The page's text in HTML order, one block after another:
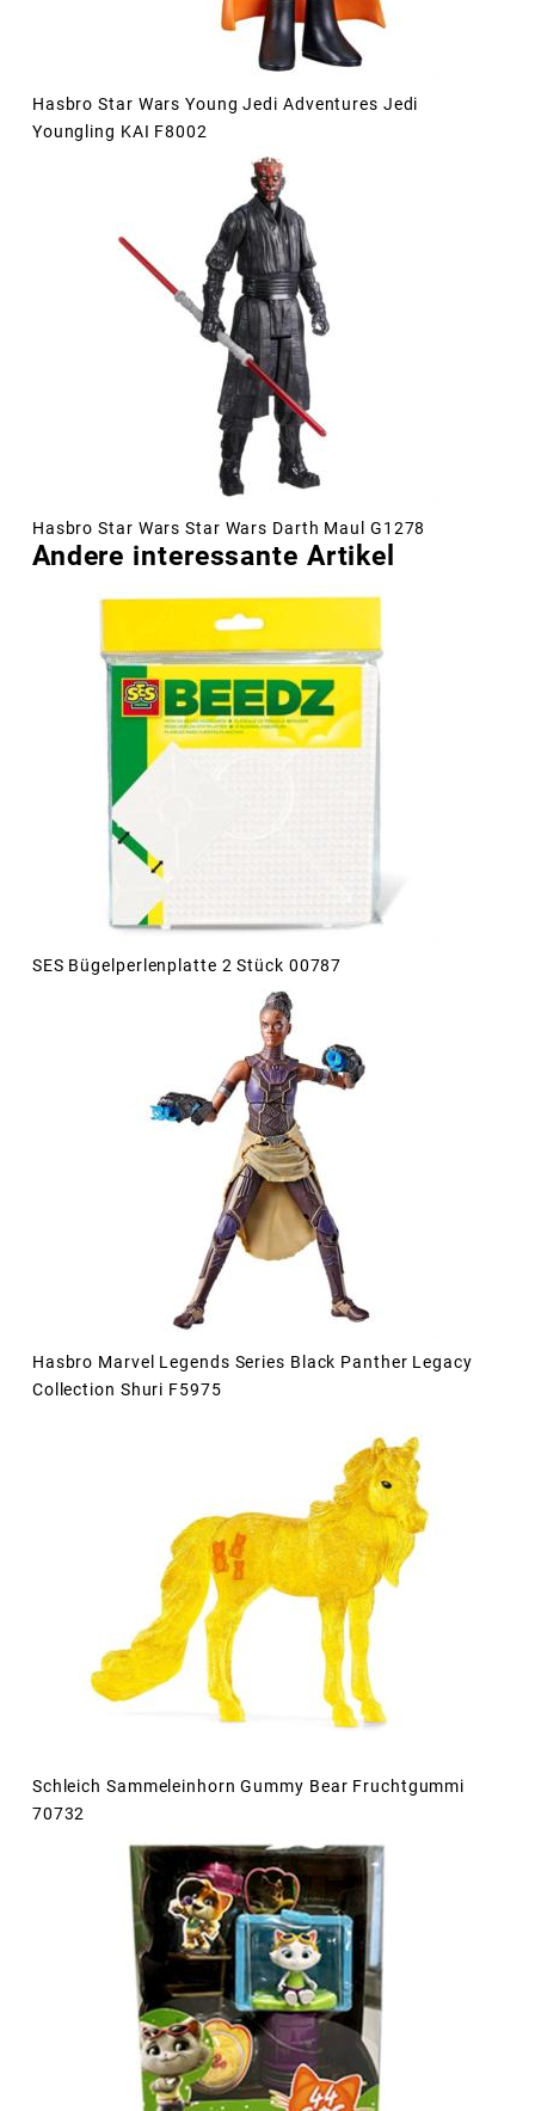
Hasbro Star Wars Young Jedi Adventures Jedi
Youngling KAI F8002
Hasbro Star Wars Star Wars Darth Maul G1278
Andere interessante Artikel
SES Bügelperlenplatte 2 Stück 00787
Hasbro Marvel Legends Series Black Panther Legacy
Collection Shuri F5975
Schleich Sammeleinhorn Gummy Bear Fruchtgummi
70732